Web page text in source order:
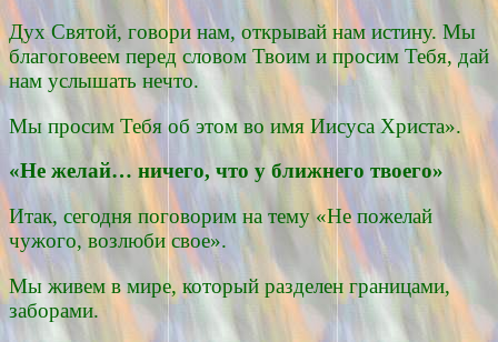
Дух Святой, говори нам, открывай нам истину. Мы
благоговеем перед словом Твоим и просим Тебя, дай
нам услышать нечто.
Мы просим Тебя об этом во имя Иисуса Христа».
«Не желай… ничего, что у ближнего твоего»
Итак, сегодня поговорим на тему «Не пожелай
чужого, возлюби свое».
Мы живем в мире, который разделен границами,
заборами.